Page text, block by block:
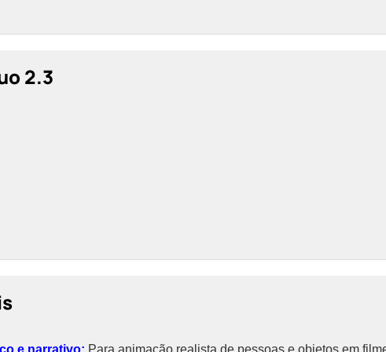
2.3
e narrativo: Para animação realista de pessoas e objetos em